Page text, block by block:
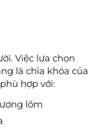
Việc lựa chọn
là chìa khóa của
hợp với:
lõm